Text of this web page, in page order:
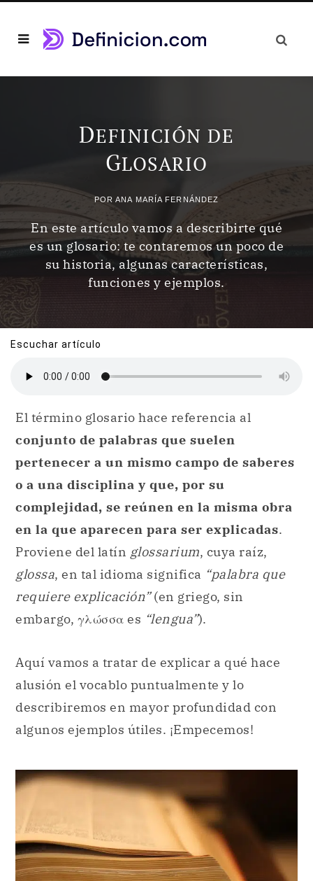
DEFINICIÓN DE
GLOSARIO
PORANA MARÍA FERNÁNDEZ
En este artículo vamos a describirte qué
es un glosario: te contaremos un poco de
su historia, algunas características,
funciones y ejemplos.
Escuchar artículo
El término glosario hace referencia al
conjunto de palabras que suelen
pertenecer a un mismo campo de saberes
o a una disciplina y que, por su
complejidad, se reúnen en la misma obra
en la que aparecen para ser explicadas.
Proviene del latín glossarium, cuya raíz,
glossa, en tal idioma significa “palabra que
requiere explicación”(en griego, sin
embargo, γλώσσα es “lengua”).
Aquí vamos a tratar de explicar a qué hace
alusión el vocablo puntualmente y lo
describiremos en mayor profundidad con
algunos ejemplos útiles. ¡Empecemos!